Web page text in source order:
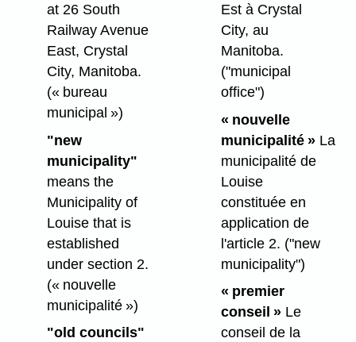
at 26 South
Railway Avenue
East, Crystal
City, Manitoba.
(« bureau
municipal »)
"new
municipality"
means the
Municipality of
Louise that is
established
under section 2.
(« nouvelle
municipalité »)
"old councils"
Est à Crystal
City, au
Manitoba.
("municipal
office")
« nouvelle
municipalité »La
municipalité de
Louise
constituée en
application de
l'article 2. ("new
municipality")
« premier
conseil »Le
conseil de la